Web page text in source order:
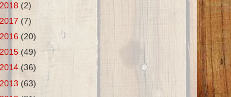
2018 (2)
2017 (7)
2016 (20)
2015 (49)
2014 (36)
2013 (63)